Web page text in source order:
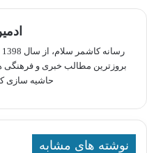
بروزترین مطالب خبری و فرهنگی
حاشیه سازی
نوشته های مشابه